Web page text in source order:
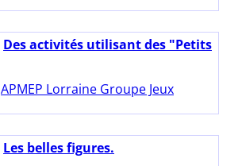
Des activités utilisant des "Petits
APMEP Lorraine Groupe Jeux
Les belles figures.